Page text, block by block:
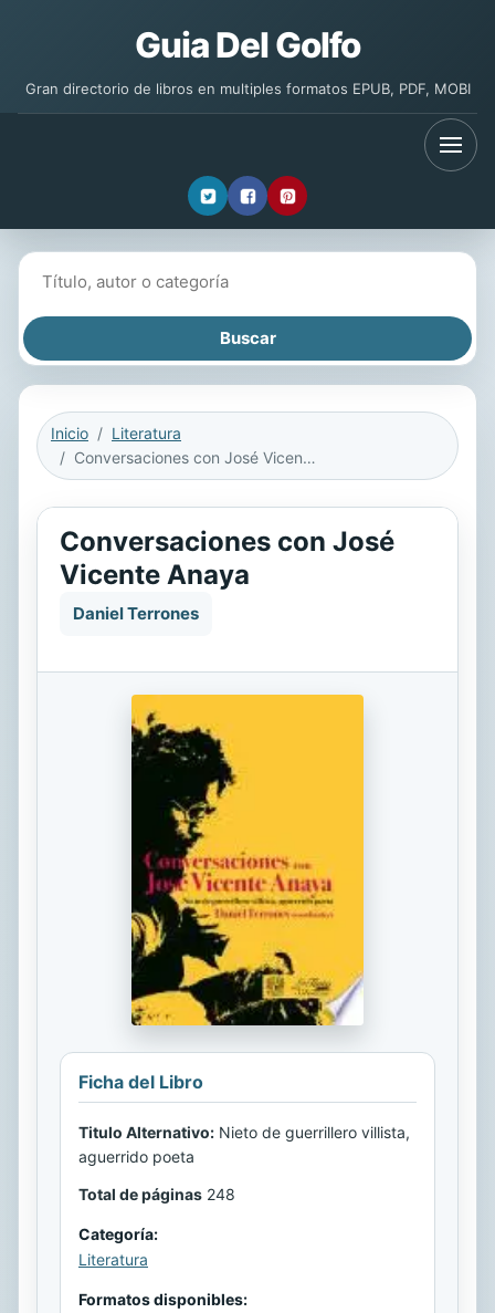
Guia Del Golfo
Gran directorio de libros en multiples formatos EPUB, PDF, MOBI
Inicio
Literatura
Conversaciones con José Vicente Anaya
Conversaciones con José
Vicente Anaya
Daniel Terrones
Ficha del Libro
Titulo Alternativo: Nieto de guerrillero villista,
aguerrido poeta
Total de páginas 248
Categoría:
Literatura
Formatos disponibles: